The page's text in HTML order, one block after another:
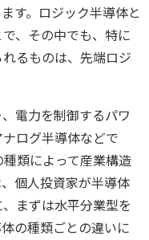
す。ロジック半導体と
、その中でも、特に
るものは、先端ロジ
電力を制御するパワ
ログ半導体などで
類によって産業構造
個人投資家が半導体
まずは水平分業型を
の種類ごとの違いに